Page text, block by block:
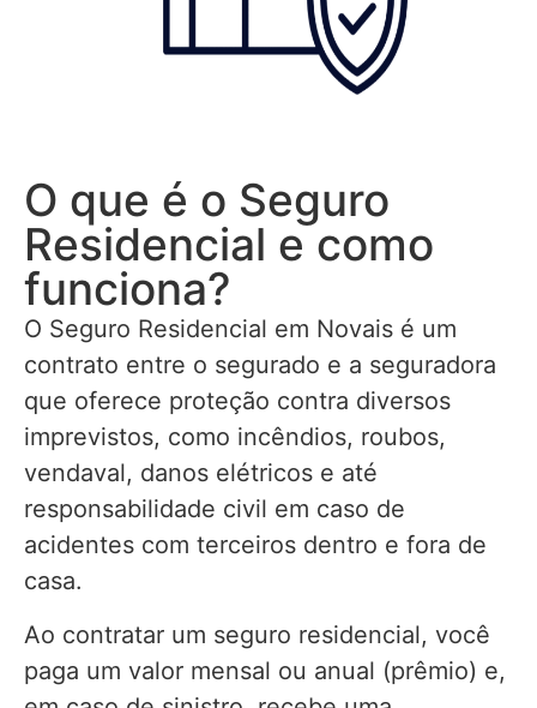
O que é o Seguro
Residencial e como
funciona?
O Seguro Residencial em Novais é um
contrato entre o segurado e a seguradora
que oferece proteção contra diversos
imprevistos, como incêndios, roubos,
vendaval, danos elétricos e até
responsabilidade civil em caso de
acidentes com terceiros dentro e fora de
casa.
Ao contratar um seguro residencial, você
paga um valor mensal ou anual (prêmio) e,